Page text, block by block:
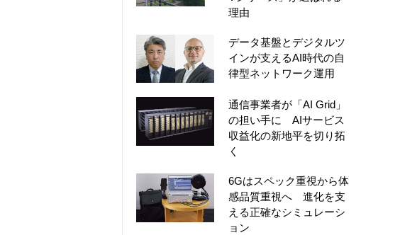
理由
データ基盤とデジタルツ
インが支えるAI時代の自
律型ネットワーク運用
通信事業者が「AI Grid」
の担い手に AIサービス
収益化の新地平を切り拓
く
6Gはスペック重視から体
感品質重視へ 進化を支
える正確なシミュレーシ
ョン